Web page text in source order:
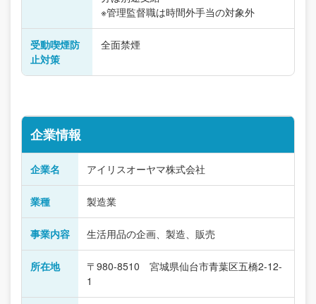
※管理監督職は時間外手当の対象外
受動喫煙防
止対策
全面禁煙
企業情報
企業名 アイリスオーヤマ株式会社
業種 製造業
事業内容 生活用品の企画、製造、販売
所在地
〒980-8510 宮城県仙台市青葉区五橋2-12-
1